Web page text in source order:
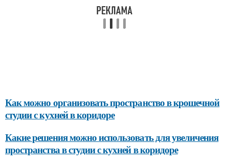
Как можно организовать пространство в крошечной
студии с кухней в коридоре
Какие решения можно использовать для увеличения
пространства в студии с кухней в коридоре